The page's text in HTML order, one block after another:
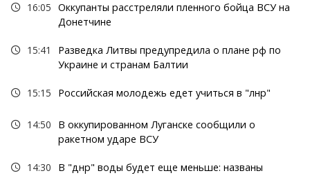
16:05 Оккупанты расстреляли пленного бойца ВСУ на
Донетчине
15:41
Разведка Литвы предупредила о плане рф по
Украине и странам Балтии
15:15 Российская молодежь едет учиться в "лнр"
14:50
В оккупированном Луганске сообщили о
ракетном ударе ВСУ
14:30
В "днр" воды будет еще меньше: названы